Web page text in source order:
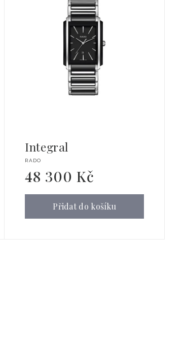
Integral
Dodavatel:
RADO
Běžná
cena
48 300 Kč
Přidat do košíku